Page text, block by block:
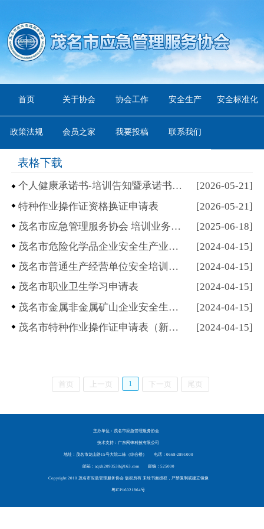
首页 关于协会 协会工作 安全生产 安全标准化
政策法规 会员之家 我要投稿 联系我们
表格下载
个人健康承诺书-培训告知暨承诺书（协会培训项目通用）
[2026-05-21]
特种作业操作证资格换证申请表
[2026-05-21]
茂名市应急管理服务协会 培训业务办事指南
[2025-06-18]
茂名市危险化学品企业安全生产业务学习申请表
[2024-04-15]
茂名市普通生产经营单位安全培训班学习申请表
[2024-04-15]
茂名市职业卫生学习申请表
[2024-04-15]
茂名市金属非金属矿山企业安全生产业务学习申请表
[2024-04-15]
茂名市特种作业操作证申请表（新取证）
[2024-04-15]
首页 上一页 1 下一页 尾页
主办单位：茂名市应急管理服务协会
技术支持：广东网锋科技有限公司
地址：茂名市龙山路15号大院二栋（综合楼） 电话：0668-2891000
邮箱：aqxh2093538@163.com 邮编：525000
Copyright 2010 茂名市应急管理服务协会 版权所有 未经书面授权，严禁复制或建立镜像
粤ICP16021864号